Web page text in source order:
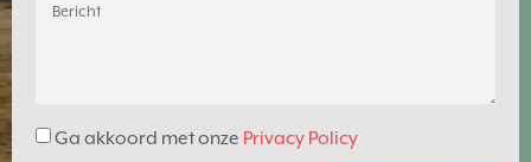
Ga akkoord met onze Privacy Policy